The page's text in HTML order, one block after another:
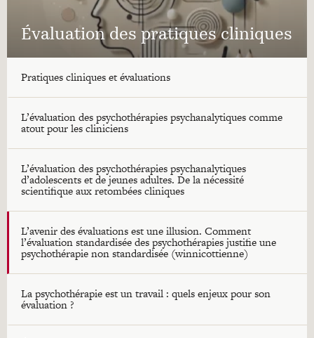
Évaluation des pratiques cliniques
Pratiques cliniques et évaluations
L’évaluation des psychothérapies psychanalytiques comme
atout pour les cliniciens
L’évaluation des psychothérapies psychanalytiques
d’adolescents et de jeunes adultes. De la nécessité
scientifique aux retombées cliniques
L’avenir des évaluations est une illusion. Comment
l’évaluation standardisée des psychothérapies justifie une
psychothérapie non standardisée (winnicottienne)
La psychothérapie est un travail : quels enjeux pour son
évaluation ?